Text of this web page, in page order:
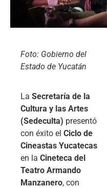
Foto: Gobierno del
Estado de Yucatán
La Secretaría de la
Cultura y las Artes
(Sedeculta) presentó
con éxito el Ciclo de
Cineastas Yucatecas
en la Cineteca del
Teatro Armando
Manzanero, con